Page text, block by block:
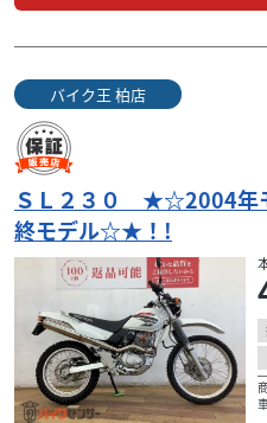
ホンダ
ＳＬ２３０ ★☆2004年モ
モデル☆...
本体価格:42.80万円 （
参考お乗り出し総額￥４９
２３０！快適オフロードモ
限り、保証対象外部品も無償
バイク王 柏店
ＳＬ２３０ ★☆2004年
終モデル☆★！!